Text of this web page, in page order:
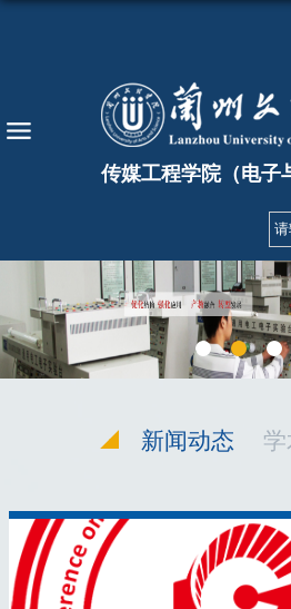
传媒工程学院（电子
新闻动态